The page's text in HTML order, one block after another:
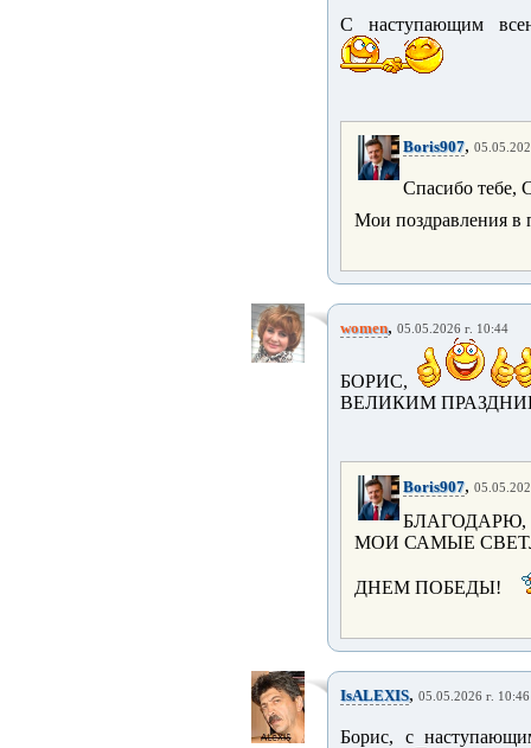
С наступающим
Boris907,
Спасибо тебе,
Мои поздравления
women, 05.05.2026 г. 10:44
БОРИС,
ВЕЛИКИМ
Boris907,
МОИ САМЫЕ
ДНЕМ ПОБЕДЫ!
IsALEXIS, 05.05.2026 г. 10:46
Борис, с